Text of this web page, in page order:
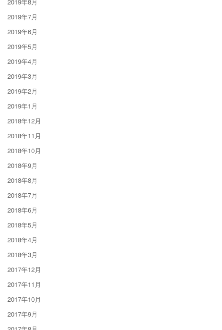
2019年7月
2019年6月
2019年5月
2019年4月
2019年3月
2019年2月
2019年1月
2018年12月
2018年11月
2018年10月
2018年9月
2018年8月
2018年7月
2018年6月
2018年5月
2018年4月
2018年3月
2017年12月
2017年11月
2017年10月
2017年9月